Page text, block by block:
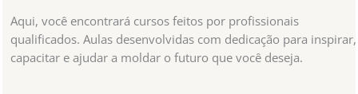
Aqui, você encontrará cursos feitos por profissionais
qualificados. Aulas desenvolvidas com dedicação para inspirar,
capacitar e ajudar a moldar o futuro que você deseja.